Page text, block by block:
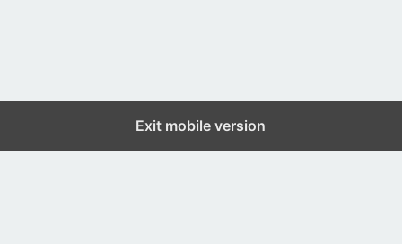
Exit mobile version